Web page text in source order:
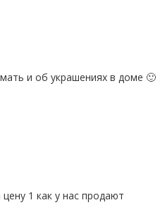
и об украшениях в доме 🙂
1 как у нас продают